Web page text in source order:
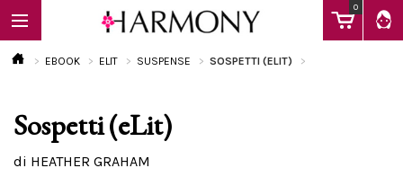
0
EBOOK
EBOOK ELIT SUSPENSE SOSPETTI (ELIT)
Sospetti (eLit)
di HEATHER GRAHAM